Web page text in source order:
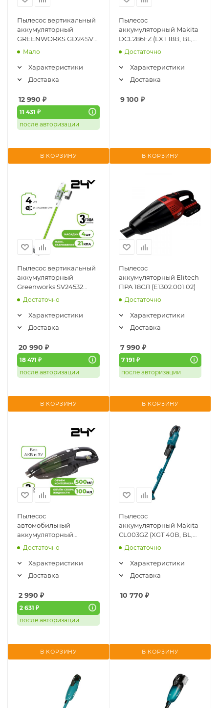
Пылесос вертикальный
аккумуляторный
GREENWORKS GD24SV
(без АКБ и ЗУ) 4701407
Мало
Характеристики
Доставка
12 990 ₽
11 431 ₽
после авторизации
В КОРЗИНУ
Пылесос
аккумуляторный Makita
DCL286FZ (LXT 18В, BL,
циклон, 18 кПа, без АКБ
и ЗУ)
Достаточно
Характеристики
Доставка
9 100 ₽
В КОРЗИНУ
Пылесос вертикальный
аккумуляторный
Greenworks SV24532
(4702007UB) (24В,
АКБx4А/ч и ЗУ)
Достаточно
Характеристики
Доставка
20 990 ₽
18 471 ₽
после авторизации
В КОРЗИНУ
Пылесос
аккумуляторный Elitech
ПРА 18СЛ (Е1302.001.02)
Достаточно
Характеристики
Доставка
7 990 ₽
7 191 ₽
после авторизации
В КОРЗИНУ
Пылесос
автомобильный
аккумуляторный
Greenworks G24HV
(4700007) (без АКБ и ЗУ)
Достаточно
Характеристики
Доставка
2 990 ₽
2 631 ₽
после авторизации
В КОРЗИНУ
Пылесос
аккумуляторный Makita
CL003GZ (XGT 40В, BL,
20 кПа, без АКБ и ЗУ)
Достаточно
Характеристики
Доставка
10 770 ₽
В КОРЗИНУ